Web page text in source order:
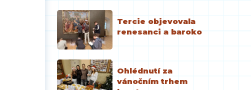
Tercie objevovala
renesanci a baroko
Ohlédnutí za
vánočním trhem